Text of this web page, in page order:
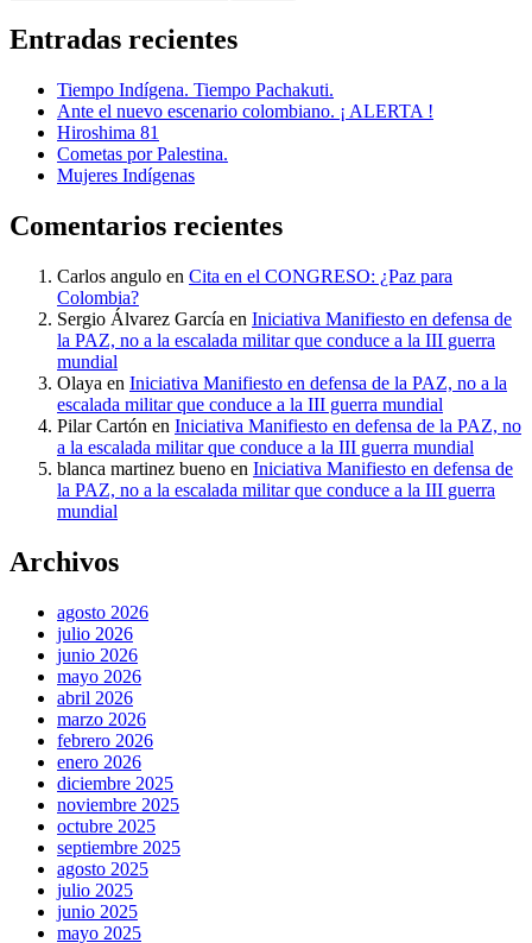
Entradas recientes
Tiempo Indígena. Tiempo Pachakuti.
Ante el nuevo escenario colombiano. ¡ ALERTA !
Hiroshima 81
Cometas por Palestina.
Mujeres Indígenas
Comentarios recientes
Carlos angulo en Cita en el CONGRESO: ¿Paz para
Colombia?
Sergio Álvarez García en Iniciativa Manifiesto en defensa de
la PAZ, no a la escalada militar que conduce a la III guerra
mundial
Olaya en Iniciativa Manifiesto en defensa de la PAZ, no a la
escalada militar que conduce a la III guerra mundial
Pilar Cartón en Iniciativa Manifiesto en defensa de la PAZ, no
a la escalada militar que conduce a la III guerra mundial
blanca martinez bueno en Iniciativa Manifiesto en defensa de
la PAZ, no a la escalada militar que conduce a la III guerra
mundial
Archivos
agosto 2026
julio 2026
junio 2026
mayo 2026
abril 2026
marzo 2026
febrero 2026
enero 2026
diciembre 2025
noviembre 2025
octubre 2025
septiembre 2025
agosto 2025
julio 2025
junio 2025
mayo 2025